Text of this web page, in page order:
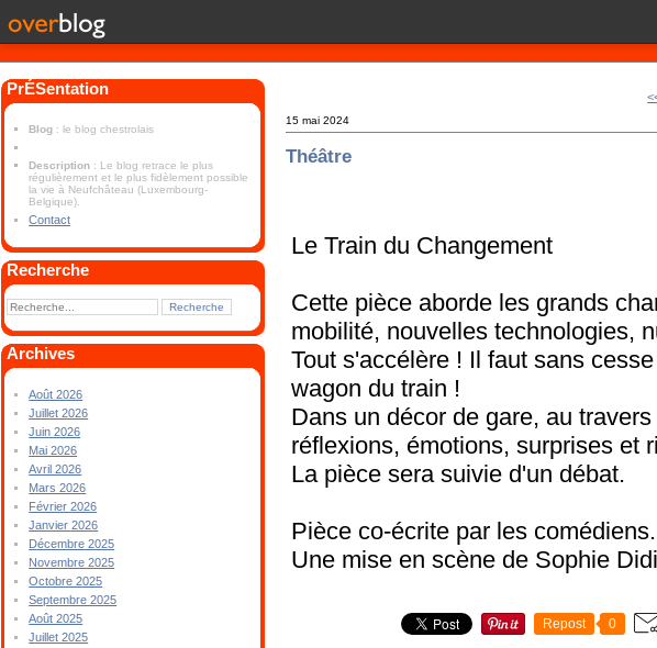
PrÉSentation
Blog : le blog chestrolais
Description : Le blog retrace le plus
régulièrement et le plus fidèlement possible
la vie à Neufchâteau (Luxembourg-
Belgique).
Contact
Recherche
Archives
Août 2026
Juillet 2026
Juin 2026
Mai 2026
Avril 2026
Mars 2026
Février 2026
Janvier 2026
Décembre 2025
Novembre 2025
Octobre 2025
Septembre 2025
Août 2025
Juillet 2025
15 mai 2024
Théâtre
Le Train du Changement
Cette pièce aborde les grands
mobilité, nouvelles technologies,
Tout s'accélère ! Il faut sans
wagon du train !
Dans un décor de gare, au
réflexions, émotions, surprises et
La pièce sera suivie d'un débat.
Pièce co-écrite par les comédiens.
Une mise en scène de Sophie
Repost 0